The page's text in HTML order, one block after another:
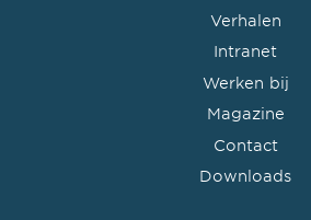
Verhalen
Intranet
Werken bij
Magazine
Contact
Downloads